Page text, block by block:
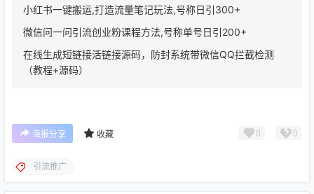
小红书一键搬运,打造流量笔记玩法,号称日引300+
微信问一问引流创业粉课程方法,号称单号日引200+
在线生成短链接活链接源码，防封系统带微信QQ拦截检测
（教程+源码）
海报分享 收藏 0 0
引流推广